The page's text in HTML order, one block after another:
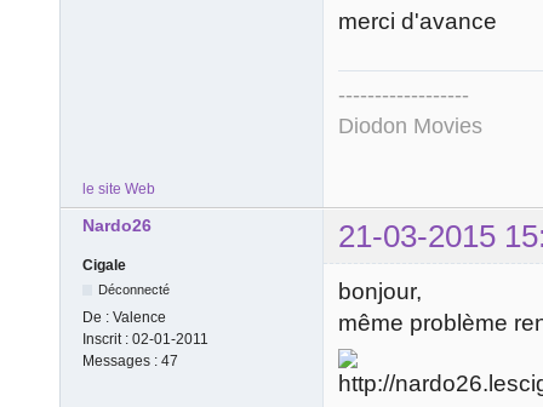
merci d'avance
------------------
Diodon Movies
le site Web
Nardo26 21-03-2015
Cigale
Déconnecté
De : Valence
Inscrit : 02-01-2011
Messages : 47
bonjour,
même problème